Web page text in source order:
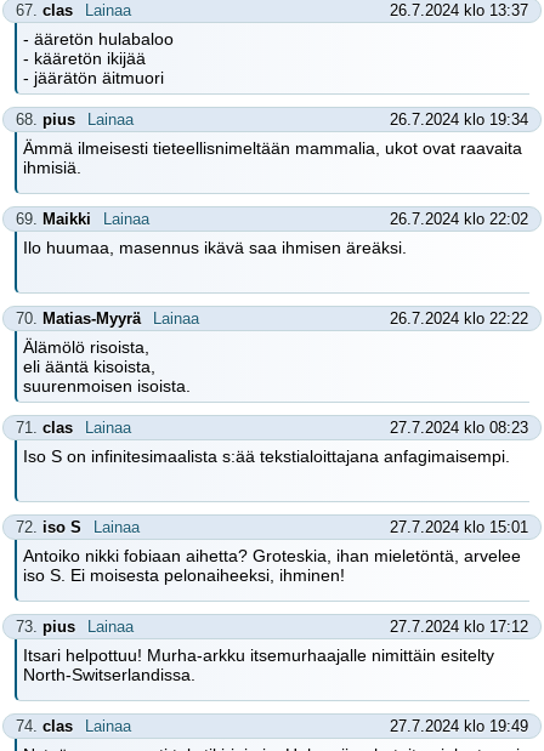
67. clas Lainaa 26.7.2024 klo 13:37
- ääretön hulabaloo
- kääretön ikijää
- jäärätön äitmuori
68. pius Lainaa 26.7.2024 klo 19:34
Ämmä ilmeisesti tieteellisnimeltään mammalia, ukot ovat raavaita
ihmisiä.
69. Maikki Lainaa 26.7.2024 klo 22:02
Ilo huumaa, masennus ikävä saa ihmisen äreäksi.
70. Matias-Myyrä Lainaa 26.7.2024 klo 22:22
Älämölö risoista,
eli ääntä kisoista,
suurenmoisen isoista.
71. clas Lainaa 27.7.2024 klo 08:23
Iso S on infinitesimaalista s:ää tekstialoittajana anfagimaisempi.
72. iso S Lainaa 27.7.2024 klo 15:01
Antoiko nikki fobiaan aihetta? Groteskia, ihan mieletöntä, arvelee
iso S. Ei moisesta pelonaiheeksi, ihminen!
73. pius Lainaa 27.7.2024 klo 17:12
Itsari helpottuu! Murha-arkku itsemurhaajalle nimittäin esitelty
North-Switserlandissa.
74. clas Lainaa 27.7.2024 klo 19:49